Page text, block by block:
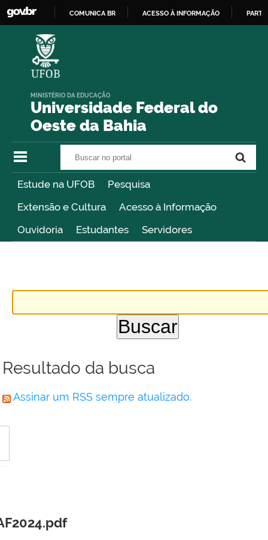
COMUNICA BR ACESSO À INFORMAÇÃO
Universidade Federal do
Oeste da Bahia
MINISTÉRIO DA EDUCAÇÃO
Estude na UFOB
Pesquisa
Extensão e Cultura
Acesso à Informação
Ouvidoria
Estudantes Servidores
Resultado da busca
Assinar um RSS sempre atualizado.